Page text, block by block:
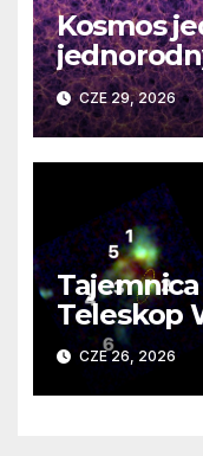
Kosmos
DESI
zasady
CZE 29, 2026
Tajemnica
Teleskop
rodzi się
CZE 26, 2026